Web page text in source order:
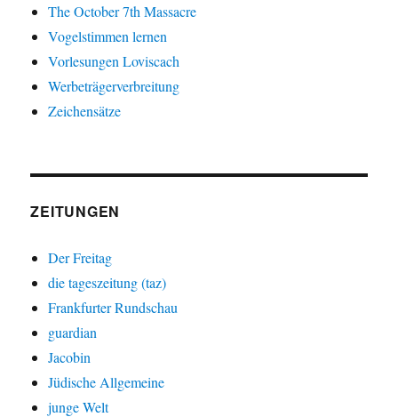
The October 7th Massacre
Vogelstimmen lernen
Vorlesungen Loviscach
Werbeträgerverbreitung
Zeichensätze
ZEITUNGEN
Der Freitag
die tageszeitung (taz)
Frankfurter Rundschau
guardian
Jacobin
Jüdische Allgemeine
junge Welt